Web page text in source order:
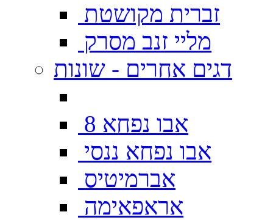
זברית מקושטת
מליי זנב מסרק
דגים אחרים - שונות
אבו נפחא 8
אבו נפחא ננסי
אברמיטיס
אראפאימה